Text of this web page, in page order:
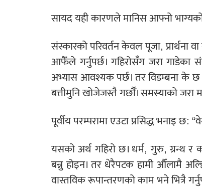
सायद यही कारणले मानिस आफ्नो भाग्यको
संस्कारको परिवर्तन केवल पूजा, प्रार्थना
आफैँले गर्नुपर्छ। गहिरोसँग जरा
अभ्यास आवश्यक पर्छ। तर विडम्बना के छ
बत्तीमुनि खोजेजस्तै गर्छौँ। समस्याको जरा
पूर्वीय परम्परामा एउटा प्रसिद्ध भनाइ
यसको अर्थ गहिरो छ। धर्म, गुरु, ग्रन्थ
बन्नु होइन। तर धेरैपटक हामी औँलामै
वास्तविक रूपान्तरणको काम भने भित्रै